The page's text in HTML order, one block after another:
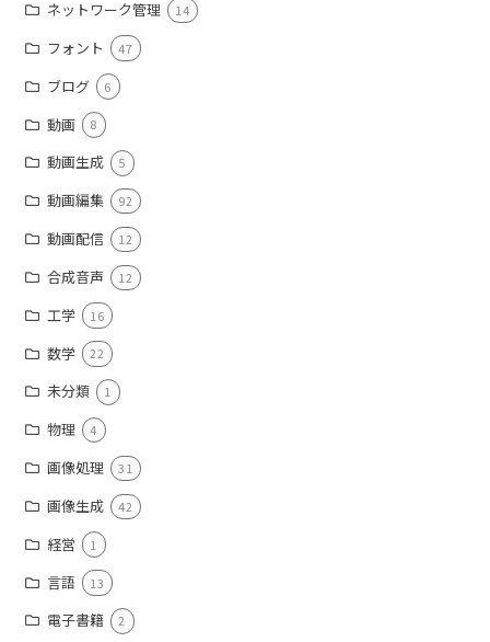
ネットワーク管理 14
フォント 47
ブログ 6
動画 8
動画生成 5
動画編集 92
動画配信 12
合成音声 12
工学 16
数学 22
未分類 1
物理 4
画像処理 31
画像生成 42
経営 1
言語 13
電子書籍 2